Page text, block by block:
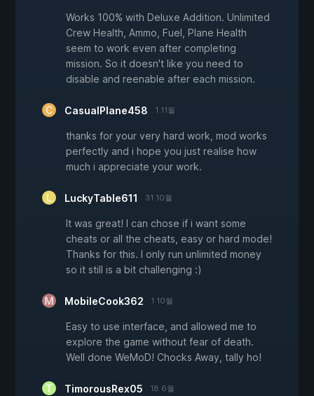
Works 100% with Deluxe Addition. Unlimited
Crew Health, Ammo, Fuel, Plane Health
seem to work even after completing
mission. So it doesn't like you need to
disable and reenable after each mission.
CasualPlane458 1 11월
thanks for your very hard work, mod works
perfectly and i hope you just realise how
much i appreciate your work.
LuckyTable611 31 10월
It was great! I can chose if i want some
cheats or all the cheats, easy or hard mode!
Thanks for this. I only run unlimited money
so it still is a bit challenging :)
MobileCook362 1 10월
Easy to use interface, and allowed me to
explore the game without fear of death.
Well done WeMoD! Chocks Away, tally ho!
TimorousRex05 18 6월